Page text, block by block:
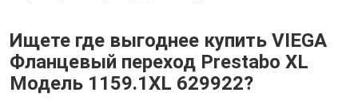
Ищете где выгоднее купить VIEGA
Фланцевый переход Prestabo XL
Модель 1159.1XL 629922?